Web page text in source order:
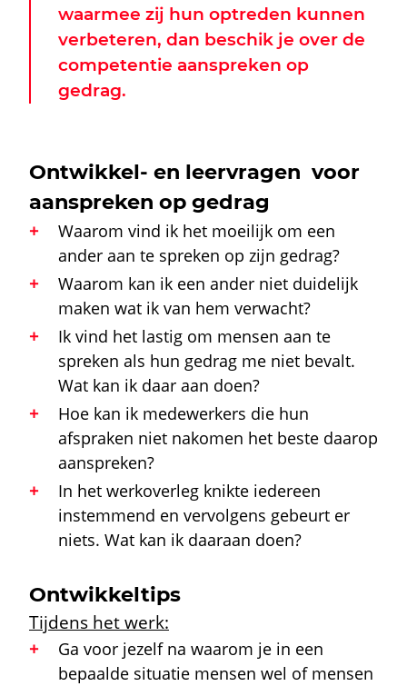
waarmee zij hun optreden kunnen
verbeteren, dan beschik je over de
competentie aanspreken op
gedrag.
Ontwikkel- en leervragen voor
aanspreken op gedrag
Waarom vind ik het moeilijk om een
ander aan te spreken op zijn gedrag?
Waarom kan ik een ander niet duidelijk
maken wat ik van hem verwacht?
Ik vind het lastig om mensen aan te
spreken als hun gedrag me niet bevalt.
Wat kan ik daar aan doen?
Hoe kan ik medewerkers die hun
afspraken niet nakomen het beste daarop
aanspreken?
In het werkoverleg knikte iedereen
instemmend en vervolgens gebeurt er
niets. Wat kan ik daaraan doen?
Ontwikkeltips
Tijdens het werk:
Ga voor jezelf na waarom je in een
bepaalde situatie mensen wel of mensen